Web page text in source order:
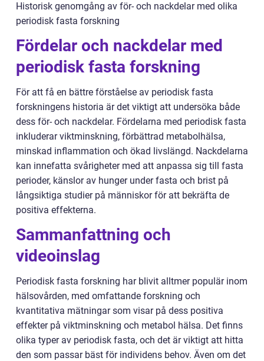
Historisk genomgång av för- och nackdelar med olika
periodisk fasta forskning
Fördelar och nackdelar med
periodisk fasta forskning
För att få en bättre förståelse av periodisk fasta
forskningens historia är det viktigt att undersöka både
dess för- och nackdelar. Fördelarna med periodisk fasta
inkluderar viktminskning, förbättrad metabolhälsa,
minskad inflammation och ökad livslängd. Nackdelarna
kan innefatta svårigheter med att anpassa sig till fasta
perioder, känslor av hunger under fasta och brist på
långsiktiga studier på människor för att bekräfta de
positiva effekterna.
Sammanfattning och
videoinslag
Periodisk fasta forskning har blivit alltmer populär inom
hälsovården, med omfattande forskning och
kvantitativa mätningar som visar på dess positiva
effekter på viktminskning och metabol hälsa. Det finns
olika typer av periodisk fasta, och det är viktigt att hitta
den som passar bäst för individens behov. Även om det